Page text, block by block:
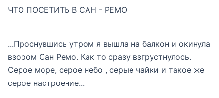
ЧТО ПОСЕТИТЬ В САН - РЕМО
...Проснувшись утром я вышла на балкон и окинула
взором Сан Ремо. Как то сразу взгрустнулось.
Серое море, серое небо , серые чайки и такое же
серое настроение...